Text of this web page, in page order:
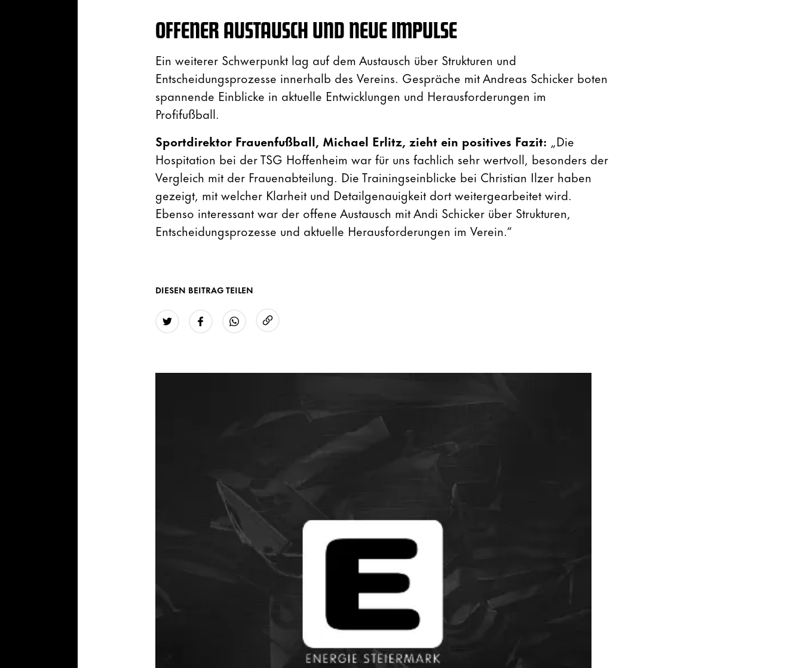
OFFENER AUSTAUSCH UND NEUE IMPULSE
Ein weiterer Schwerpunkt lag auf dem Austausch über Strukturen und
Entscheidungsprozesse innerhalb des Vereins. Gespräche mit Andreas Schicker boten
spannende Einblicke in aktuelle Entwicklungen und Herausforderungen im
Profifußball.
Sportdirektor Frauenfußball, Michael Erlitz, zieht ein positives Fazit: „Die
Hospitation bei der TSG Hoffenheim war für uns fachlich sehr wertvoll, besonders der
Vergleich mit der Frauenabteilung. Die Trainingseinblicke bei Christian Ilzer haben
gezeigt, mit welcher Klarheit und Detailgenauigkeit dort weitergearbeitet wird.
Ebenso interessant war der offene Austausch mit Andi Schicker über Strukturen,
Entscheidungsprozesse und aktuelle Herausforderungen im Verein.“
DIESEN BEITRAG TEILEN